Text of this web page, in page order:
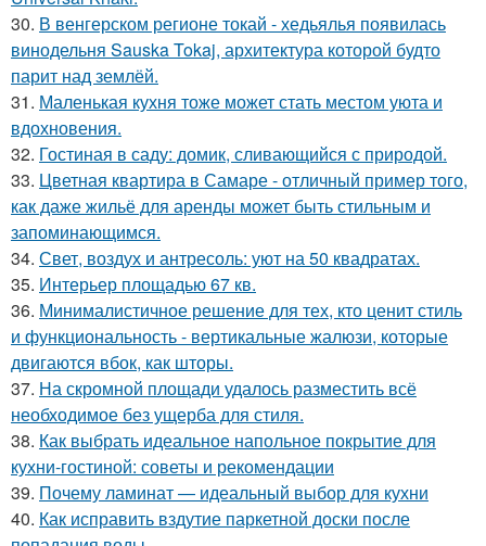
30. В венгерском регионе токай - хедьялья появилась
винодельня Sauska Tokaj, архитектура которой будто
парит над землёй.
31. Маленькая кухня тоже может стать местом уюта и
вдохновения.
32. Гостиная в саду: домик, сливающийся с природой.
33. Цветная квартира в Самаре - отличный пример того,
как даже жильё для аренды может быть стильным и
запоминающимся.
34. Свет, воздух и антресоль: уют на 50 квадратах.
35. Интерьер площадью 67 кв.
36. Минималистичное решение для тех, кто ценит стиль
и функциональность - вертикальные жалюзи, которые
двигаются вбок, как шторы.
37. На скромной площади удалось разместить всё
необходимое без ущерба для стиля.
38. Как выбрать идеальное напольное покрытие для
кухни-гостиной: советы и рекомендации
39. Почему ламинат — идеальный выбор для кухни
40. Как исправить вздутие паркетной доски после